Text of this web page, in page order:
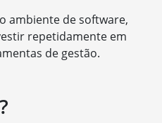
ambiente de software,
repetidamente em
de gestão.